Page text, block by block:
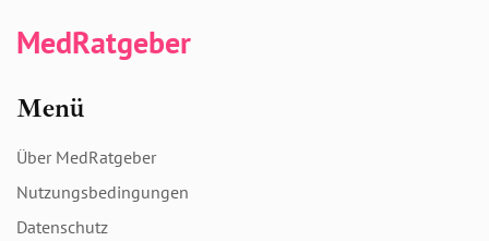
MedRatgeber
Menü
Über MedRatgeber
Nutzungsbedingungen
Datenschutz